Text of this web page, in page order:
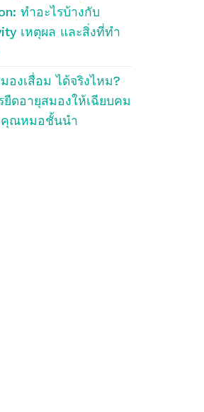
ทำอะไรบ้างกับ
เหตุผล และสิ่งที่ทำ
องเสื่อม ได้จริงไหม?
ยืดอายุสมองให้เฉียบคม
คุณหมอชั้นนำ